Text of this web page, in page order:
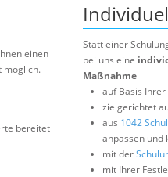
einen
möglich.
bereitet
Statt einer
bei uns eine
Maßnahme
auf Basis
zielgerichtet
aus 1042
anpassen und
mit der
mit Ihrer